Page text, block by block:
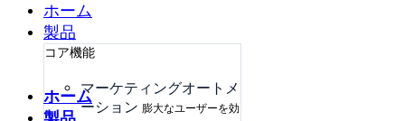
ホーム
製品
コア機能
マーケティングオートメ
ーション 膨大なユーザーを効
ホーム